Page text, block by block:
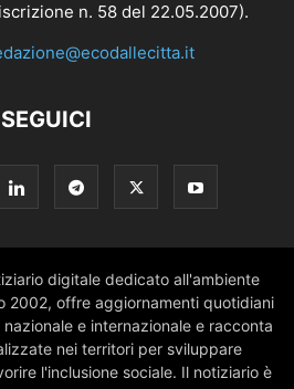
n. 58 del 22.05.2007).
SEGUICI
digitale dedicato all'ambiente
2002, offre aggiornamenti quotidiani
e internazionale e racconta
nei territori per sviluppare
l'inclusione sociale. Il notiziario è